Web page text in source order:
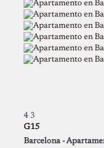
4 3
G15
Barcelona -